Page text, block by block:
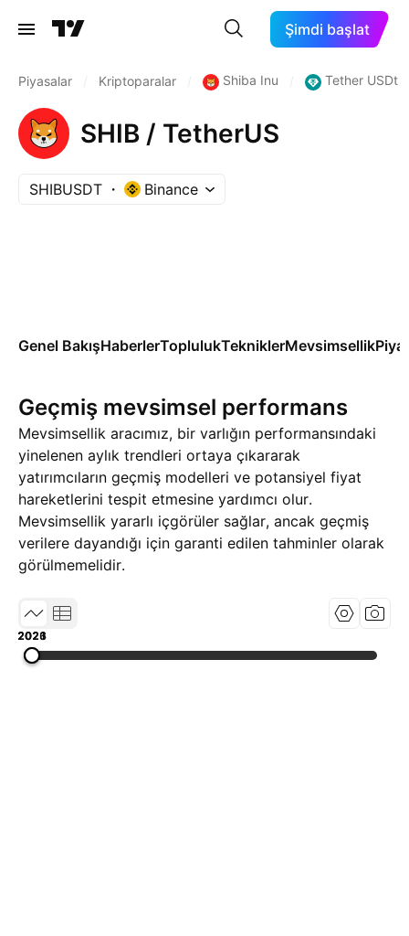
Şimdi başlat
Piyasalar Kriptoparalar Shiba Inu Tether USDt
SHIB / TetherUS
SHIBUSDT Binance
Genel BakışHaberlerToplulukTekniklerMevsimsellik
Geçmiş mevsimsel performans
Mevsimsellik aracımız, bir varlığın performansındaki
yinelenen aylık trendleri ortaya çıkararak
yatırımcıların geçmiş modelleri ve potansiyel fiyat
hareketlerini tespit etmesine yardımcı olur.
Mevsimsellik yararlı içgörüler sağlar, ancak geçmiş
verilere dayandığı için garanti edilen tahminler olarak
görülmemelidir.
2021
2023
2026